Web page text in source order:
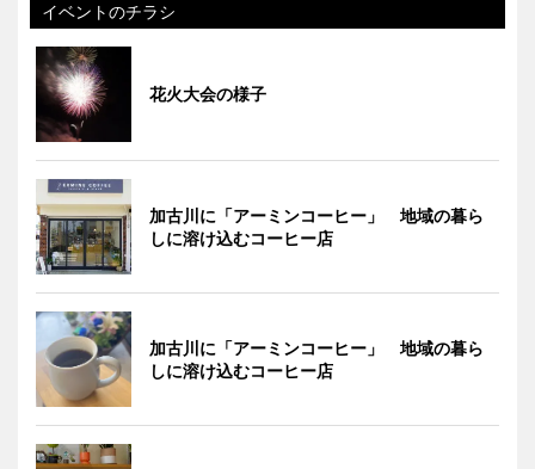
イベントのチラシ
花火大会の様子
加古川に「アーミンコーヒー」 地域の暮ら
しに溶け込むコーヒー店
加古川に「アーミンコーヒー」 地域の暮ら
しに溶け込むコーヒー店